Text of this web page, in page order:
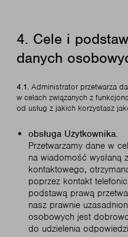
4. Cele i
danych
4.1. Administrator przetwarza
w celach związanych z
od usług z jakich korzystasz
obsługa Użytkownika.
Przetwarzamy dane w
na wiadomość wysłaną
kontaktowego,
poprzez kontakt
podstawą prawą
nasz prawnie
osobowych jest
do udzielenia